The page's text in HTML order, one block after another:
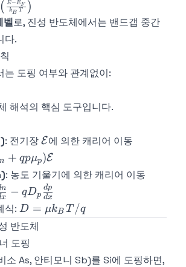
( kB T
E−EF )
벨로, 진성 반도체에서는 밴드갭 중간
다.
는 도핑 여부와 관계없이:
해석의 핵심 도구입니다.
: 전기장\mathcal{E}
E에 의한 캐리어 이동
n + qpμp)E
: 농도 기울기에 의한 캐리어 이동
x
n − qDp dx
dp
식: D =
\mu
k_BT/q
D = μkB T /q
반도체
도핑
소 As, 안티모니 Sb)를 Si에 도핑하면,